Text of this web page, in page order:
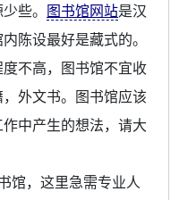
些。 图书馆网站是汉
陈设最好是藏式的。
不高，图书馆不宜收
外文书。图书馆应该
中产生的想法，请大
馆，这里急需专业人